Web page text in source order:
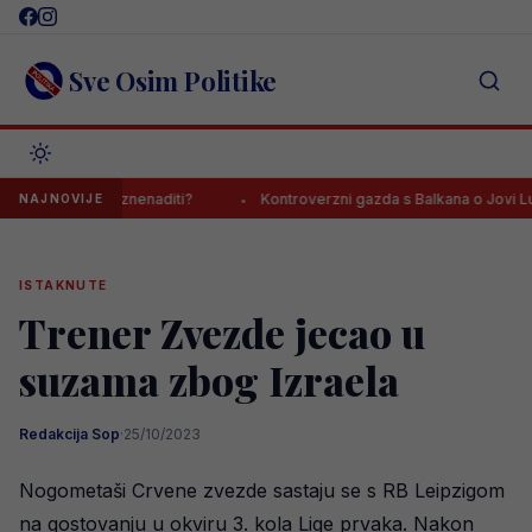
Skip
content Sve Osim Politike
NAJNOVIJE
mnoge iznenaditi? Kontroverzni gazda s Balkana o Jovi Lukiću:
ISTAKNUTE
Trener Zvezde jecao u
suzama zbog Izraela
Redakcija Sop·25/10/2023
Nogometaši Crvene zvezde sastaju se s RB Leipzigom
na gostovanju u okviru 3. kola Lige prvaka. Nakon